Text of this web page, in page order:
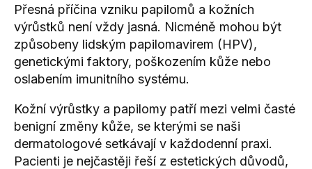
Přesná příčina vzniku papilomů a kožních
výrůstků není vždy jasná. Nicméně mohou být
způsobeny lidským papilomavirem (HPV),
genetickými faktory, poškozením kůže nebo
oslabením imunitního systému.
Kožní výrůstky a papilomy patří mezi velmi časté
benigní změny kůže, se kterými se naši
dermatologové setkávají v každodenní praxi.
Pacienti je nejčastěji řeší z estetických důvodů,